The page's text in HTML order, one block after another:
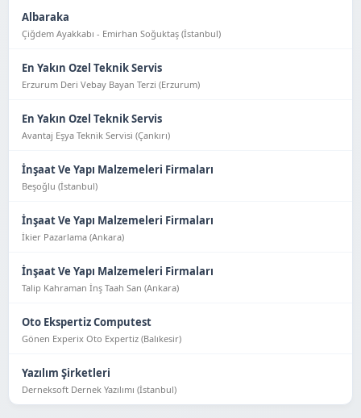
Albaraka
Çiğdem Ayakkabı - Emirhan Soğuktaş (İstanbul)
En Yakın Ozel Teknik Servis
Erzurum Deri Vebay Bayan Terzi (Erzurum)
En Yakın Ozel Teknik Servis
Avantaj Eşya Tekni̇k Servi̇si̇ (Çankırı)
İnşaat Ve Yapı Malzemeleri Firmaları
Beşoğlu (İstanbul)
İnşaat Ve Yapı Malzemeleri Firmaları
İkier Pazarlama (Ankara)
İnşaat Ve Yapı Malzemeleri Firmaları
Talip Kahraman İnş Taah San (Ankara)
Oto Ekspertiz Computest
Gönen Experix Oto Expertiz (Balıkesir)
Yazılım Şirketleri
Derneksoft Dernek Yazılımı (İstanbul)